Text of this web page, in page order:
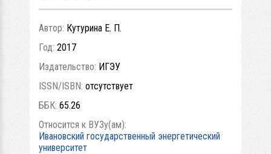
Автор: Кутурина Е. П.
Год: 2017
Издательство: ИГЭУ
ISSN/ISBN: отсутствует
ББК: 65.26
Относится к ВУЗу(ам):
Ивановский государственный энергетический
университет